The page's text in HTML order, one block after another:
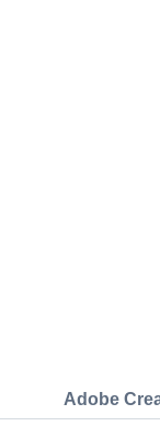
Adobe